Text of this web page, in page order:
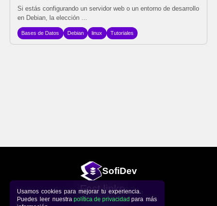
Si estás configurando un servidor web o un entorno de desarrollo
en Debian, la elección ...
Bases de Datos Debian linux Tutoriales
SofiDev
Fast links
Repository
Usamos cookies para mejorar tu experiencia.
Puedes leer nuestra política de privacidad para más